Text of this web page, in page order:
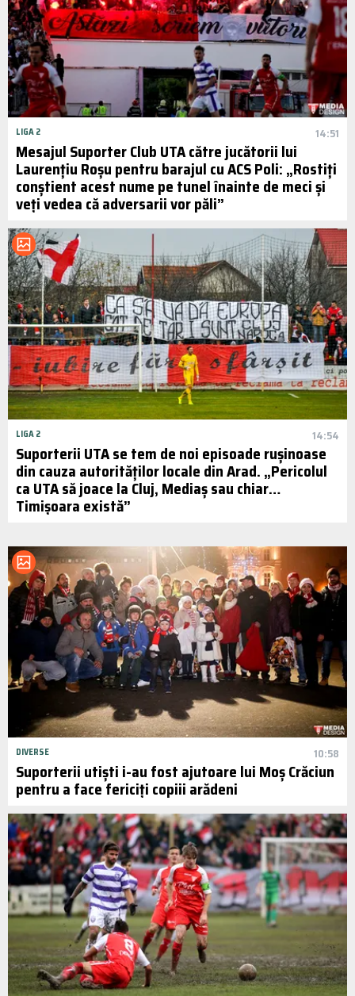
LIGA 2 14:51
Mesajul Suporter Club UTA către jucătorii lui
Laurențiu Roșu pentru barajul cu ACS Poli: „Rostiți
conștient acest nume pe tunel înainte de meci și
veți vedea că adversarii vor păli”
LIGA 2 14:54
Suporterii UTA se tem de noi episoade rușinoase
din cauza autorităților locale din Arad. „Pericolul
ca UTA să joace la Cluj, Mediaș sau chiar…
Timișoara există”
DIVERSE 10:58
Suporterii utiști i-au fost ajutoare lui Moș Crăciun
pentru a face fericiți copiii arădeni